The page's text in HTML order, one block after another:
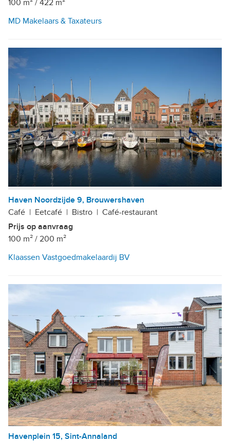
100 m² / 422 m²
MD Makelaars & Taxateurs
Haven Noordzijde 9, Brouwershaven
Café | Eetcafé | Bistro | Café-restaurant
Prijs op aanvraag
100 m² / 200 m²
Klaassen Vastgoedmakelaardij BV
Havenplein 15, Sint-Annaland